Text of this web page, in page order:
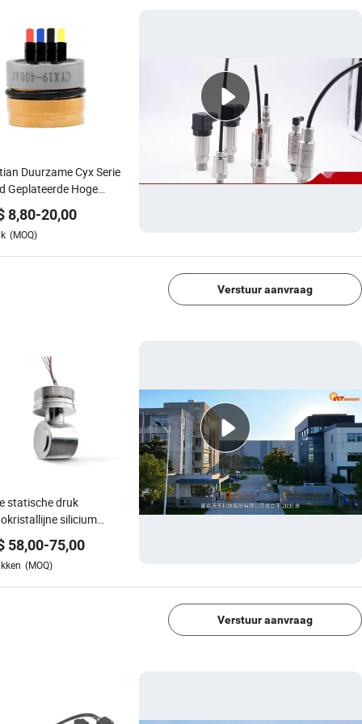
Duurzame Cyx Serie
Geplateerde Hoge
Piezoresistieve
8,80-20,00
(MOQ)
Verstuur aanvraag
statische druk
silicium
druksensor
58,00-75,00
(MOQ)
Verstuur aanvraag